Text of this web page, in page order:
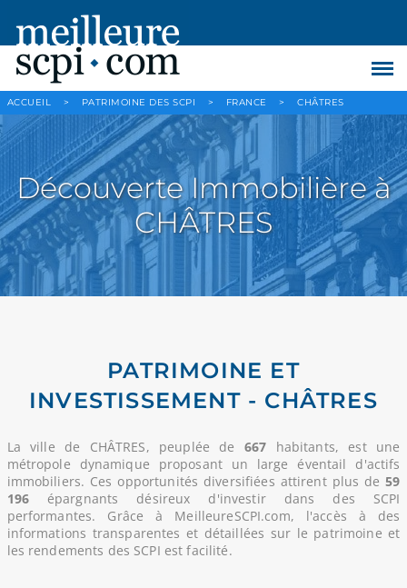
ACCUEIL > PATRIMOINE DES SCPI > FRANCE > CHÂTRES
Découverte Immobilière à
CHÂTRES
PATRIMOINE ET
INVESTISSEMENT - CHÂTRES
La ville de CHÂTRES, peuplée de 667 habitants, est une
métropole dynamique proposant un large éventail d'actifs
immobiliers. Ces opportunités diversifiées attirent plus de59
196épargnants désireux d'investir dans des SCPI
performantes. Grâce à MeilleureSCPI.com, l'accès à des
informations transparentes et détaillées sur le patrimoine et
les rendements des SCPI est facilité.